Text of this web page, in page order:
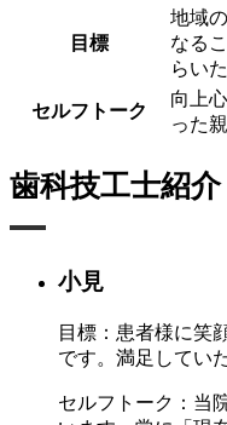
目標
地域
なる
らい
セルフトーク
向上
った
歯科技工士紹介
小見
目標： 患者様に笑
です。満足してい
セルフトーク： 当